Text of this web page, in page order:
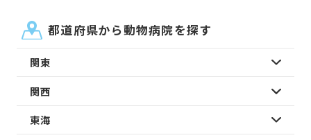
都道府県から動物病院を探す
関東
関西
東海